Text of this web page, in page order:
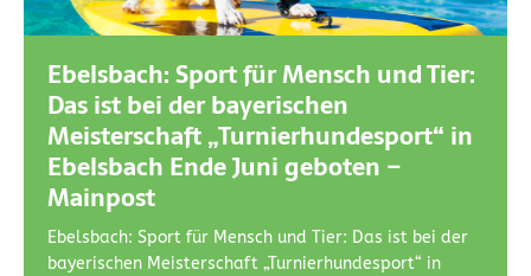
Ebelsbach: Sport für Mensch und Tier:
Das ist bei der bayerischen
Meisterschaft „Turnierhundesport“ in
Ebelsbach Ende Juni geboten –
Mainpost
Ebelsbach: Sport für Mensch und Tier: Das ist bei der
bayerischen Meisterschaft „Turnierhundesport“ in